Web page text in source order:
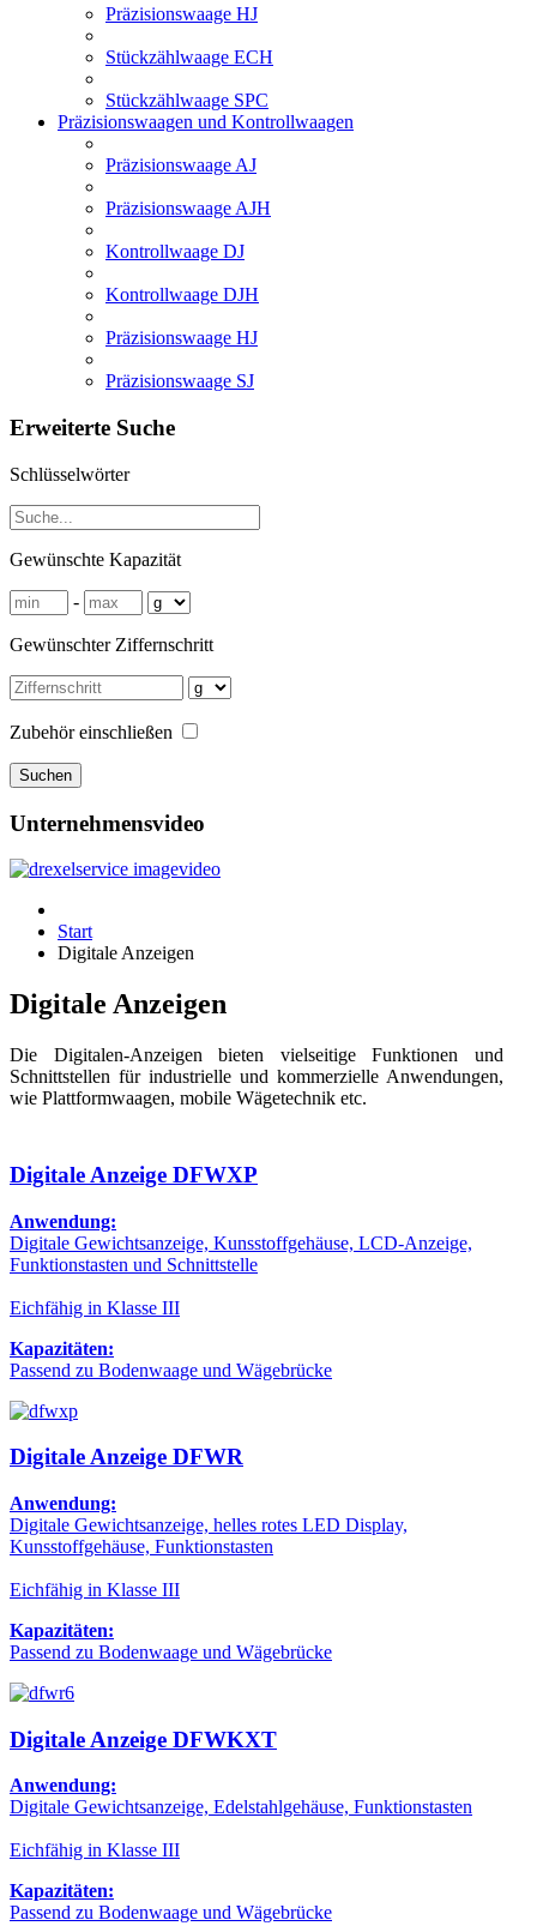
Präzisionswaage HJ
Stückzählwaage ECH
Stückzählwaage SPC
Präzisionswaagen und Kontrollwaagen
Präzisionswaage AJ
Präzisionswaage AJH
Kontrollwaage DJ
Kontrollwaage DJH
Präzisionswaage HJ
Präzisionswaage SJ
Erweiterte Suche
Schlüsselwörter
Gewünschte Kapazität
-
Gewünschter Ziffernschritt
Zubehör einschließen
Unternehmensvideo
Start
Digitale Anzeigen
Digitale Anzeigen
Die Digitalen-Anzeigen bieten vielseitige Funktionen und
Schnittstellen für industrielle und kommerzielle Anwendungen,
wie Plattformwaagen, mobile Wägetechnik etc.
Digitale Anzeige DFWXP
Anwendung:
Digitale Gewichtsanzeige, Kunsstoffgehäuse, LCD-Anzeige,
Funktionstasten und Schnittstelle
Eichfähig in Klasse III
Kapazitäten:
Passend zu Bodenwaage und Wägebrücke
Digitale Anzeige DFWR
Anwendung:
Digitale Gewichtsanzeige, helles rotes LED Display,
Kunsstoffgehäuse, Funktionstasten
Eichfähig in Klasse III
Kapazitäten:
Passend zu Bodenwaage und Wägebrücke
Digitale Anzeige DFWKXT
Anwendung:
Digitale Gewichtsanzeige, Edelstahlgehäuse, Funktionstasten
Eichfähig in Klasse III
Kapazitäten:
Passend zu Bodenwaage und Wägebrücke